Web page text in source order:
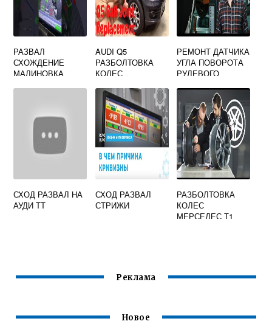
РАЗВАЛ
СХОЖДЕНИЕ
МАЛИНОВКА
AUDI Q5
РАЗБОЛТОВКА
КОЛЕС
РЕМОНТ ДАТЧИКА
УГЛА ПОВОРОТА
РУЛЕВОГО
СХОД РАЗВАЛ НА
АУДИ ТТ
СХОД РАЗВАЛ
СТРИЖИ
РАЗБОЛТОВКА
КОЛЕС
МЕРСЕДЕС Т1
Реклама
Новое